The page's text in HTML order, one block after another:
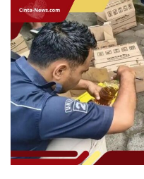
a
r
T
e
r
k
i
n
,
P